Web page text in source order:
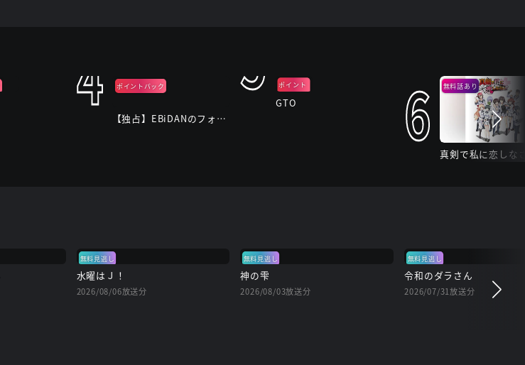
4 ポイントバック
【独占】EBiDANのフォトリップ
5
ポイント
バック
GTO 6 無料話あり
無料見逃し
水曜はＪ！
2026/08/06放送分
無料見逃し
神の雫
2026/08/03放送分
無料見逃し
令和のダラさん
2026/07/31放送分